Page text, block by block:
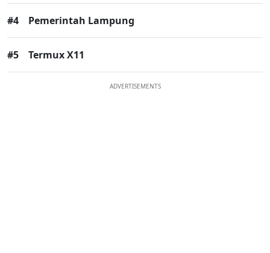
#4 Pemerintah Lampung
#5 Termux X11
ADVERTISEMENTS